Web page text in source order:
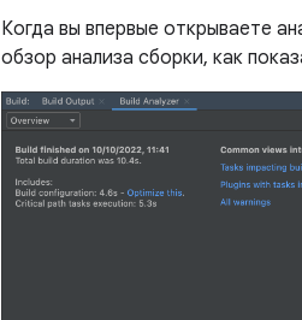
Когда вы впервые открываете
обзор анализа сборки, как